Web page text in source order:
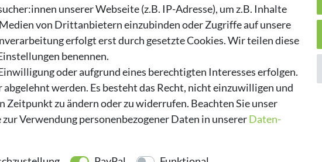
AGB
unserer Webseite (z.B. IP-Adresse), um z.B. Inhalte
von Drittanbietern einzubinden oder Zugriffe auf unsere
erfolgt erst durch gesetzte Cookies. Wir teilen diese
benennen.
oder aufgrund eines berechtigten Interesses erfolgen.
werden. Es besteht das Recht, nicht einzuwilligen und
Zeitpunkt zu ändern oder zu widerrufen. Beachten Sie unser
Verwendung personenbezogener Daten in unsererDaten­